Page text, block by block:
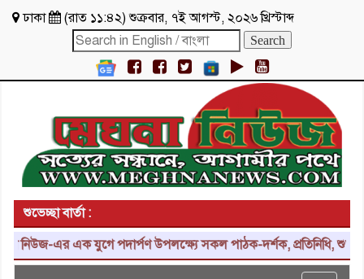
ঢাকা (রাত ১১:৪২)শুক্রবার, ৭ই আগস্ট, ২০২৬ খ্রিস্টাব্দ
শুভেচ্ছা বার্তা :
এর এক যুগে পদার্পণ উপলক্ষ্যে সকল পাঠক-দর্শক, প্রতিনিধি,